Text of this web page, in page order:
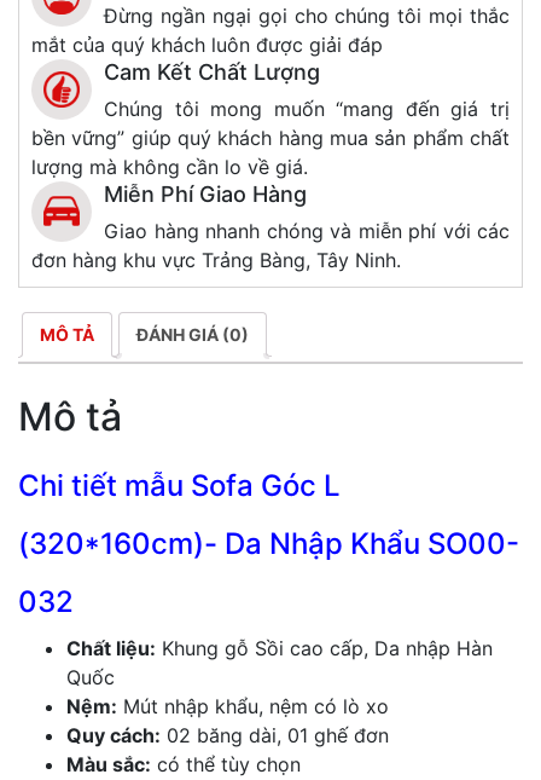
Đừng ngần ngại gọi cho chúng tôi mọi thắc
mắt của quý khách luôn được giải đáp
Cam Kết Chất Lượng
Chúng tôi mong muốn “mang đến giá trị
bền vững” giúp quý khách hàng mua sản phẩm chất
lượng mà không cần lo về giá.
Miễn Phí Giao Hàng
Giao hàng nhanh chóng và miễn phí với các
đơn hàng khu vực Trảng Bàng, Tây Ninh.
MÔ TẢ ĐÁNH GIÁ (0)
Mô tả
Chi tiết mẫu Sofa Góc L
(320*160cm)- Da Nhập Khẩu SO00-
032
Chất liệu: Khung gỗ Sồi cao cấp, Da nhập Hàn
Quốc
Nệm: Mút nhập khẩu, nệm có lò xo
Quy cách: 02 băng dài, 01 ghế đơn
Màu sắc: có thể tùy chọn